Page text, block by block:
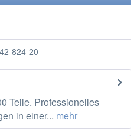
824-20
Teile. Professionelles
in einer... mehr